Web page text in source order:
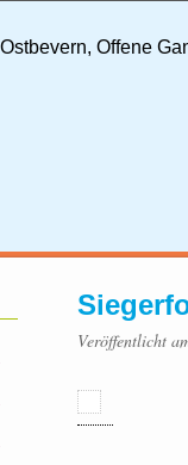
Veröffentlicht